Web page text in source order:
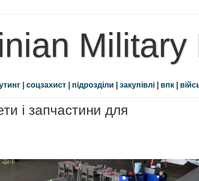
Military
| соцзахист | підрозділи | закупівлі | впк |
і запчастини для